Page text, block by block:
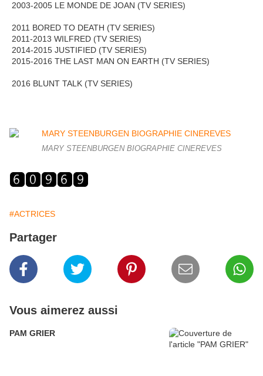
2003-2005 LE MONDE DE JOAN (TV SERIES)
2011 BORED TO DEATH (TV SERIES)
2011-2013 WILFRED (TV SERIES)
2014-2015 JUSTIFIED (TV SERIES)
2015-2016 THE LAST MAN ON EARTH (TV SERIES)
2016 BLUNT TALK (TV SERIES)
MARY STEENBURGEN BIOGRAPHIE CINEREVES
#ACTRICES
Partager
Vous aimerez aussi
PAM GRIER